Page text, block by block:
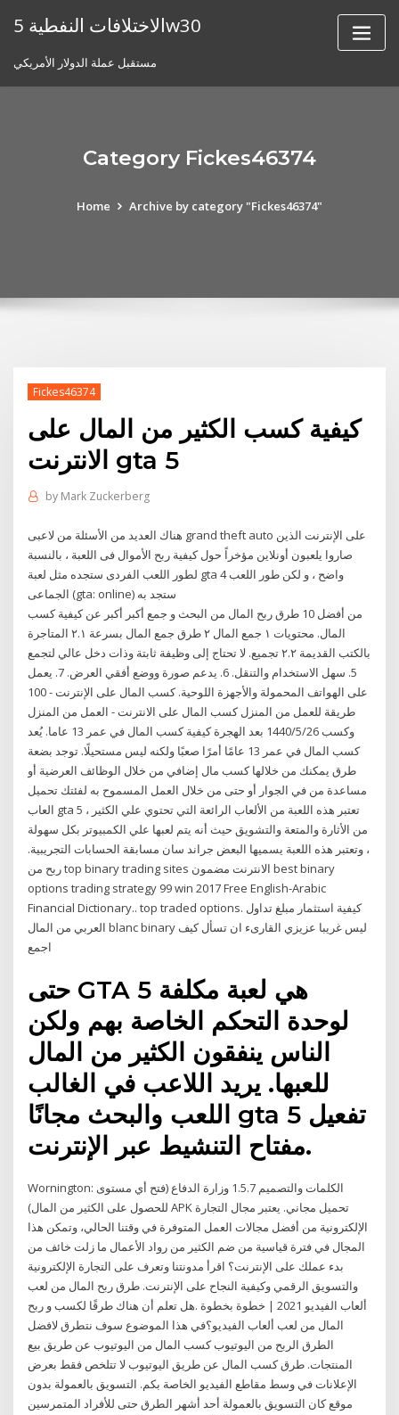
الاختلافات النفطية 5w30
مستقبل عملة الدولار الأمريكي
Category Fickes46374
Home Archive by category "Fickes46374"
Fickes46374
كيفية كسب الكثير من المال على
الانترنت gta 5
by Mark Zuckerberg
هناك العديد من الأسئلة من لاعبى grand theft auto على الإنترنت الذين
صاروا يلعبون أونلاين مؤخراً حول كيفية ربح الأموال فى اللعبة ، بالنسبة
لطور اللعب الفردى ستجده مثل لعبة gta 4 واضح ، و لكن طور اللعب
الجماعى (gta: online) ستجد به
من أفضل 10 طرق ربح المال من البحث و جمع أكبر أكبر عن كيفية كسب
المال. محتويات ١ جمع المال ٢ طرق جمع المال بسرعة ٢.١ المتاجرة
بالكتب القديمة ٢.٢ تجميع. لا تحتاج إلى وظيفة ثابتة وذات دخل عالي لتجمع
5. سهل الاستخدام والتنقل. 6. يدعم صورة ووضع أفقي العرض. 7. يعمل
على الهواتف المحمولة والأجهزة اللوحية. كسب المال على الإنترنت - 100
طريقة للعمل من المنزل كسب المال على الانترنت - العمل من المنزل
وكسب 26‏‏/5‏‏/1440 بعد الهجرة كيفية كسب المال في عمر 13 عاما. يُعد
كسب المال في عمر 13 عامًا أمرًا صعبًا ولكنه ليس مستحيلًا. توجد بضعة
طرق يمكنك من خلالها كسب مال إضافي من خلال الوظائف العرضية أو
مساعدة من في الجوار أو حتى من خلال العمل المسموح به لفئتك تحميل
العاب gta 5 ، تعتبر هذه اللعبة من الألعاب الرائعة التي تحتوي علي الكثير
من الأثارة والمتعة والتشويق حيث أنه يتم لعبها علي الكمبيوتر بكل سهولة
، وتعتبر هذه اللعبة يسميها البعض جراند سان مسابقة الحسابات التجريبية.
ربح من top binary trading sites الانترنت مضمون best binary
options trading strategy 99 win 2017 Free English-Arabic
Financial Dictionary.. top traded options. كيفية استثمار مبلغ تداول
العربي من المال blanc binary ليس غريبا عزيزي القارىء ان تسأل كيف
اجمع
حتى GTA 5 هي لعبة مكلفة
لوحدة التحكم الخاصة بهم ولكن
الناس ينفقون الكثير من المال
للعبها. يريد اللاعب في الغالب
اللعب والبحث مجانًا gta 5 تفعيل
مفتاح التنشيط عبر الإنترنت.
Wornington: الكلمات والتصميم 1.5.7 وزارة الدفاع (فتح أي مستوى
للحصول على الكثير من المال) APK تحميل مجاني. يعتبر مجال التجارة
الإلكترونية من أفضل مجالات العمل المتوفرة في وقتنا الحالي، وتمكن هذا
المجال في فترة قياسية من ضم الكثير من رواد الأعمال ما زلت خائف من
بدء عملك على الإنترنت؟ اقرأ مدونتنا وتعرف على التجارة الإلكترونية
والتسويق الرقمي وكيفية النجاح على الإنترنت. طرق ربح المال من لعب
ألعاب الفيديو 2021 | خطوة بخطوة .هل تعلم أن هناك طرقًا لكسب و ربح
المال من لعب ألعاب الفيديو؟في هذا الموضوع سوف نتطرق لافضل
الطرق الربح من الیوتیوب كسب المال من اليوتيوب عن طريق بيع
المنتجات. طرق كسب المال عن طريق اليوتيوب لا تتلخص فقط بعرض
الإعلانات في وسط مقاطع الفيديو الخاصة بكم. التسويق بالعمولة بدون
موقع كان التسويق بالعمولة أحد أشهر الطرق حتى للأفراد المتمرسين